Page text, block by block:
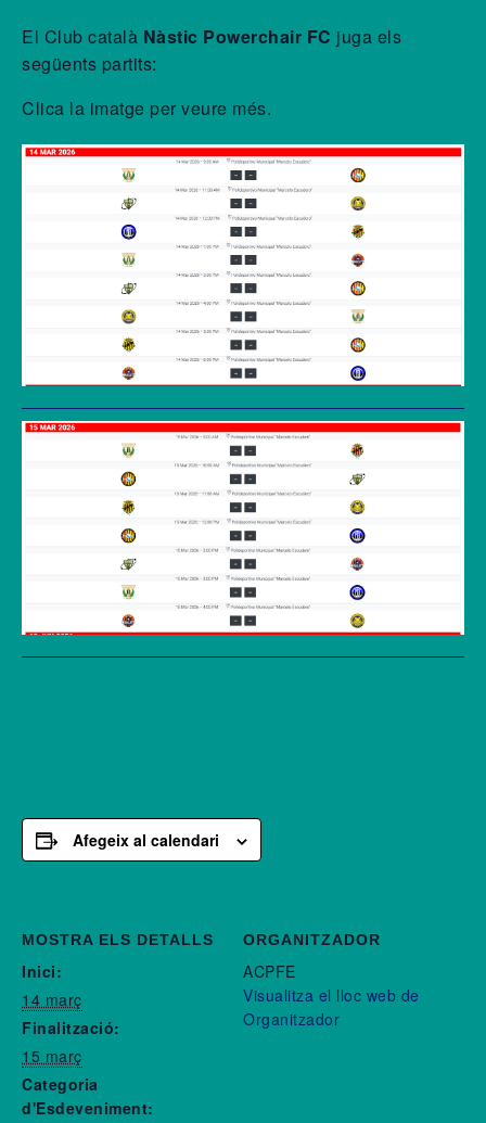
El Club català Nàstic Powerchair FC juga els
següents partits:
Clica la imatge per veure més.
Afegeix al calendari
MOSTRA ELS DETALLS
Inici:
14 març
Finalització:
15 març
Categoria
d'Esdeveniment:
ORGANITZADOR
ACPFE
Visualitza el lloc web de
Organitzador